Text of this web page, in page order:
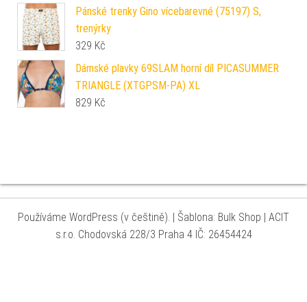
Pánské trenky Gino vícebarevné (75197) S,
trenýrky
329 Kč
Dámské plavky 69SLAM horní díl PICASUMMER
TRIANGLE (XTGPSM-PA) XL
829 Kč
Používáme WordPress (v češtině). | Šablona: Bulk Shop | ACIT
s.r.o. Chodovská 228/3 Praha 4 IČ: 26454424